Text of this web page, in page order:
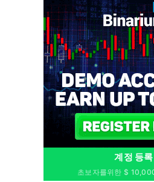
계정 등록
초보자를위한 $